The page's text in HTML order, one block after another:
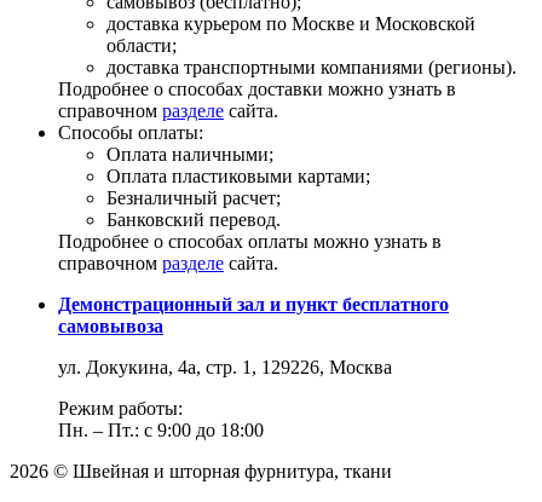
доставка курьером по Москве и Московской
области;
доставка транспортными компаниями (регионы).
Подробнее о способах доставки можно узнать в
справочном разделе сайта.
Способы оплаты:
Оплата наличными;
Оплата пластиковыми картами;
Безналичный расчет;
Банковский перевод.
Подробнее о способах оплаты можно узнать в
справочном разделе сайта.
Демонстрационный зал и пункт бесплатного
самовывоза
ул. Докукина, 4а, стр. 1, 129226, Москва
Режим работы:
Пн. – Пт.: с 9:00 до 18:00
2026 © Швейная и шторная фурнитура, ткани